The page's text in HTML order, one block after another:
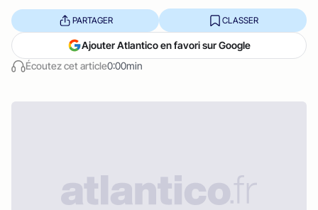
Écoutez cet article0:00min
PARTAGER CLASSER
Ajouter Atlantico en favori sur Google